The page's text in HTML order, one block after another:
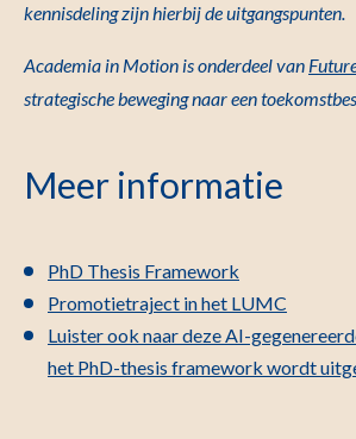
kennisdeling zijn hierbij de uitgangspunten.
Academia in Motion is onderdeel van
strategische beweging naar een
Meer informatie
PhD Thesis Framework
Promotietraject in het LUMC
Luister ook naar deze AI-
het PhD-thesis framework wordt